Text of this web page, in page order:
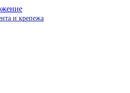
и крепежа